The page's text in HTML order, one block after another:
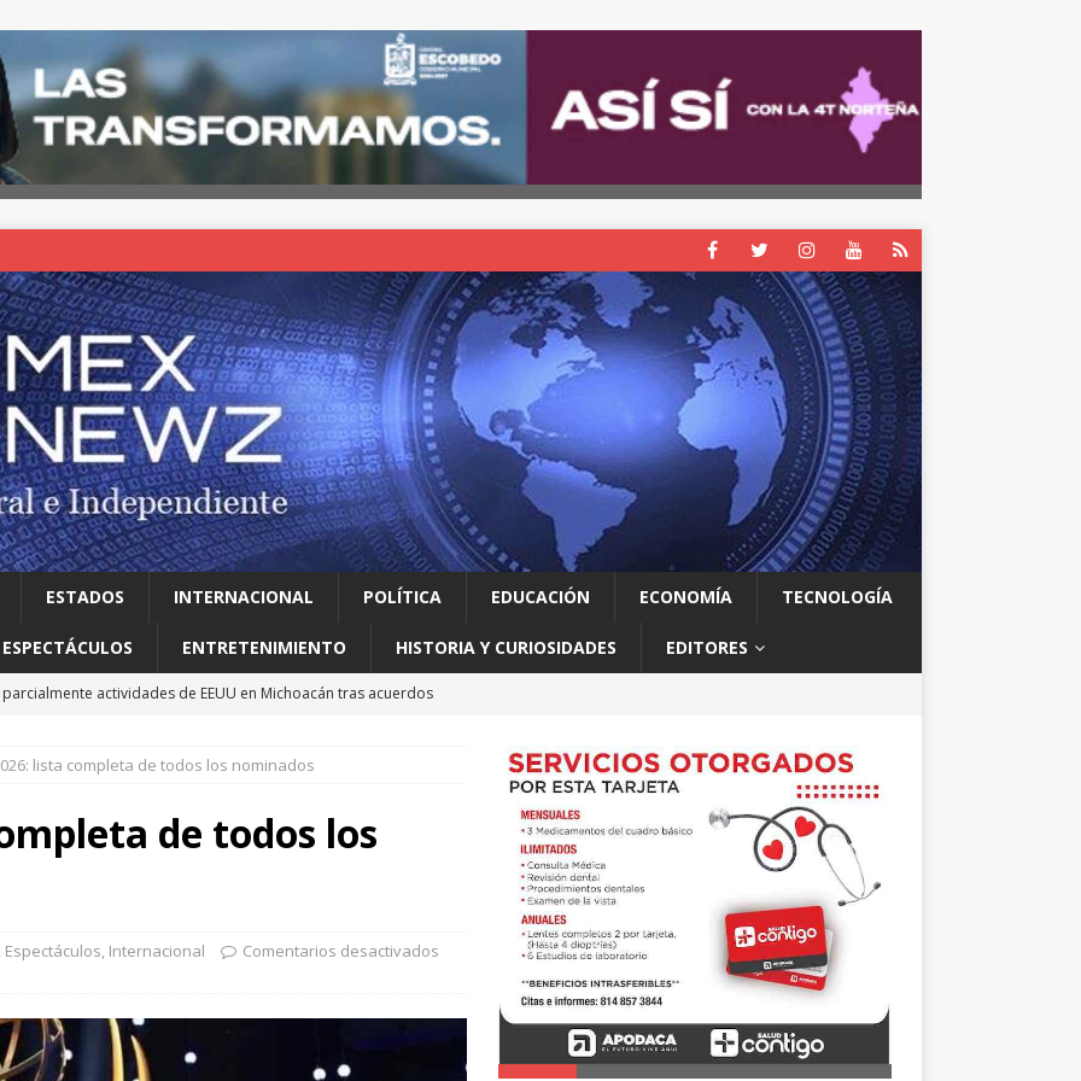
ESTADOS INTERNACIONAL POLÍTICA EDUCACIÓN ECONOMÍA TECNOLOGÍA
ESPECTÁCULOS ENTRETENIMIENTO HISTORIA Y CURIOSIDADES EDITORES
actividades de EEUU en Michoacán tras acuerdos
el gallo
HISTORIA Y CURIOSIDADES
ciudadanos el abandono institucional: Waldo
Mijes ‘Modo Transformación’ para que llegue a NL un gobierno
lista completa de todos los nominados
de todos los
, Espectáculos, Internacional Comentarios desactivados